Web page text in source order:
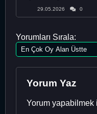
29.05.2026 0
Yorumları Sırala:
Yorum Yaz
Yorum yapabilmek